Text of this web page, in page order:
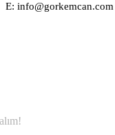
E: info@gorkemcan.com